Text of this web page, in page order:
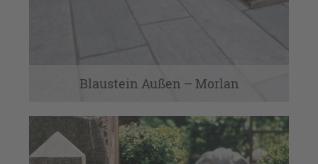
Blaustein Außen – Morlan